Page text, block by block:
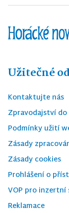
Užitečné
Kontaktujte nás
Zpravodajství do
Podmínky užití
Zásady
Zásady cookies
Prohlášení o
VOP pro inzertní
Reklamace